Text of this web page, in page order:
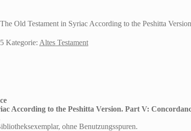
Old Testament in Syriac According to the Peshitta
Kategorie: Altes Testament
According to the Peshitta Version. Part V:
ohne Benutzungsspuren.